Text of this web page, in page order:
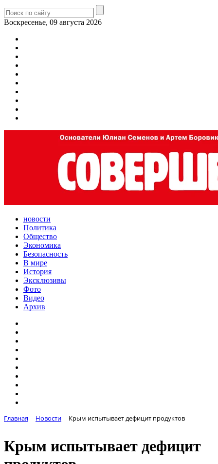
Воскресенье, 09 августа 2026
новости
Политика
Общество
Экономика
Безопасность
В мире
История
Эксклюзивы
Фото
Видео
Архив
Главная Новости Крым испытывает дефицит продуктов
Крым испытывает дефицит